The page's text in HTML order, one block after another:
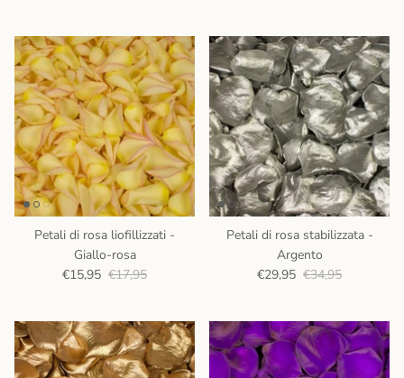
Petali di rosa liofillizzati -
Giallo-rosa
€15,95 €17,95
Petali di rosa stabilizzata -
Argento
€29,95 €34,95